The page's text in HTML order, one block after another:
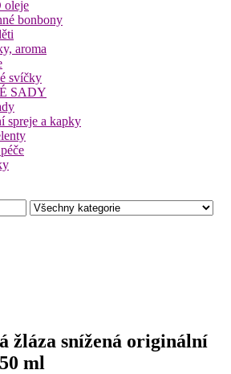
oleje
bonbony
aroma
svíčky
SADY
spreje a kapky
žláza snížená originální
ml